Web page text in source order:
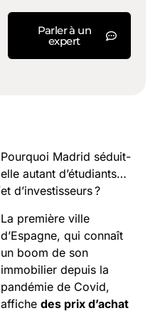
Parler à un
expert
Pourquoi Madrid séduit-
elle autant d’étudiants…
et d’investisseurs ?
La première ville
d’Espagne, qui connaît
un boom de son
immobilier depuis la
pandémie de Covid,
affiche des prix d’achat